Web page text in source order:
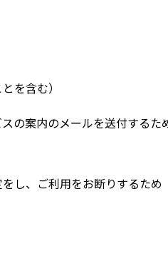
を含む）
の案内のメールを送付するた
し、ご利用をお断りするため